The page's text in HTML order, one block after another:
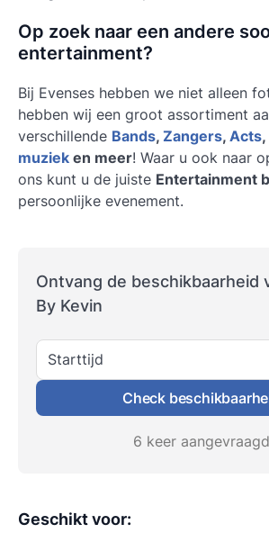
Op zoek naar een andere
entertainment?
Bij Evenses hebben we niet alleen
hebben wij een groot assortiment
verschillende Bands, Zangers, Acts
muziek en meer! Waar u ook naar
ons kunt u de juiste Entertainment
persoonlijke evenement.
Ontvang de beschikbaarheid
By Kevin
Starttijd
Check
6 keer aangevraagd
Geschikt voor: